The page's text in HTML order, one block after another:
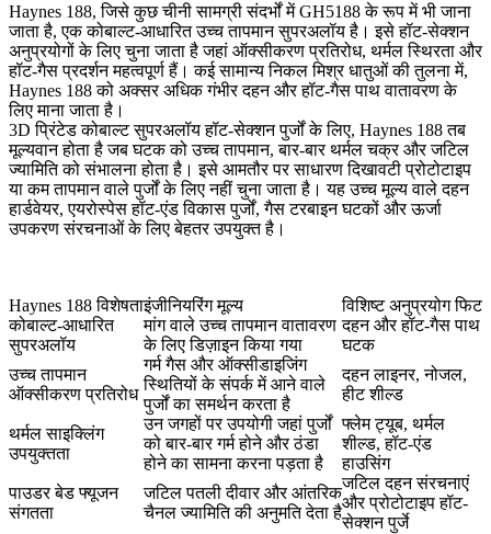
Haynes 188, जिसे कुछ चीनी सामग्री संदर्भों में GH5188 के रूप में भी जाना
जाता है, एक कोबाल्ट-आधारित उच्च तापमान सुपरअलॉय है। इसे हॉट-सेक्शन
अनुप्रयोगों के लिए चुना जाता है जहां ऑक्सीकरण प्रतिरोध, थर्मल स्थिरता और
हॉट-गैस प्रदर्शन महत्वपूर्ण हैं। कई सामान्य निकल मिश्र धातुओं की तुलना में,
Haynes 188 को अक्सर अधिक गंभीर दहन और हॉट-गैस पाथ वातावरण के
लिए माना जाता है।
3D प्रिंटेड कोबाल्ट सुपरअलॉय हॉट-सेक्शन पुर्जों के लिए, Haynes 188 तब
मूल्यवान होता है जब घटक को उच्च तापमान, बार-बार थर्मल चक्र और जटिल
ज्यामिति को संभालना होता है। इसे आमतौर पर साधारण दिखावटी प्रोटोटाइप
या कम तापमान वाले पुर्जों के लिए नहीं चुना जाता है। यह उच्च मूल्य वाले दहन
हार्डवेयर, एयरोस्पेस हॉट-एंड विकास पुर्जों, गैस टरबाइन घटकों और ऊर्जा
उपकरण संरचनाओं के लिए बेहतर उपयुक्त है।
Haynes 188 विशेषताइंजीनियरिंग मूल्य
विशिष्ट अनुप्रयोग फिट
कोबाल्ट-आधारित
सुपरअलॉय
मांग वाले उच्च तापमान वातावरण
के लिए डिज़ाइन किया गया
दहन और हॉट-गैस पाथ
घटक
उच्च तापमान
ऑक्सीकरण प्रतिरोध
गर्म गैस और ऑक्सीडाइजिंग
स्थितियों के संपर्क में आने वाले
पुर्जों का समर्थन करता है
दहन लाइनर, नोजल,
हीट शील्ड
थर्मल साइक्लिंग
उपयुक्तता
उन जगहों पर उपयोगी जहां पुर्जों
को बार-बार गर्म होने और ठंडा
होने का सामना करना पड़ता है
फ्लेम ट्यूब, थर्मल
शील्ड, हॉट-एंड
हाउसिंग
पाउडर बेड फ्यूजन
संगतता
जटिल पतली दीवार और आंतरिक
चैनल ज्यामिति की अनुमति देता है
जटिल दहन संरचनाएं
और प्रोटोटाइप हॉट-
सेक्शन पुर्जे